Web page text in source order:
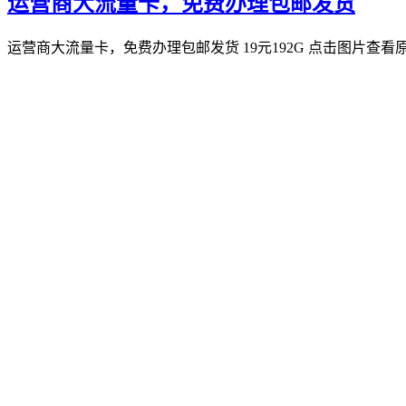
运营商大流量卡，免费办理包邮发货 19元192G 点击图片查